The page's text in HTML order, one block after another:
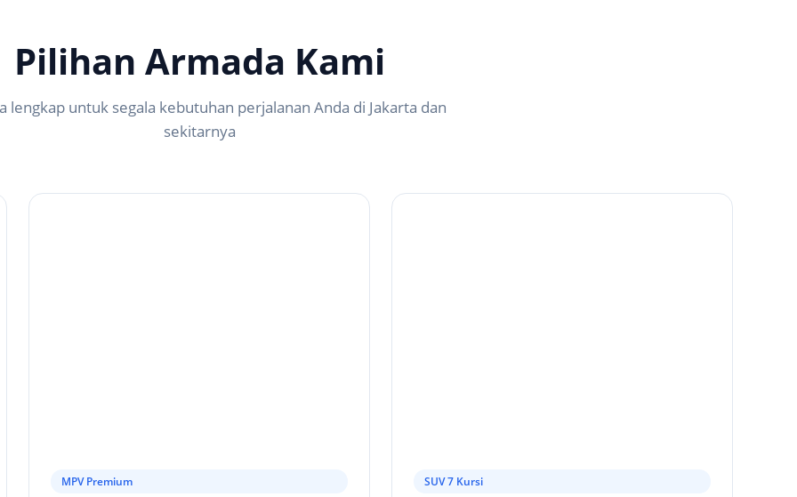
Pilihan Armada Kami
lengkap untuk segala kebutuhan perjalanan Anda di Jakarta dan
sekitarnya
MPV Premium SUV 7 Kursi